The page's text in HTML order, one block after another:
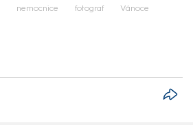
nemocnice fotograf Vánoce